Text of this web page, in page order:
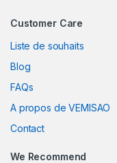
Customer Care
Liste de souhaits
Blog
FAQs
A propos de VEMISAO
Contact
We Recommend